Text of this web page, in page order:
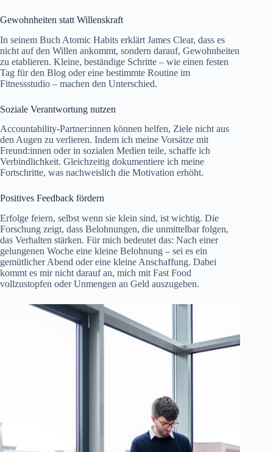
Gewohnheiten statt Willenskraft
In seinem Buch Atomic Habits erklärt James Clear, dass es
nicht auf den Willen ankommt, sondern darauf, Gewohnheiten
zu etablieren. Kleine, beständige Schritte – wie einen festen
Tag für den Blog oder eine bestimmte Routine im
Fitnessstudio – machen den Unterschied.
Soziale Verantwortung nutzen
Accountability-Partner:innen können helfen, Ziele nicht aus
den Augen zu verlieren. Indem ich meine Vorsätze mit
Freund:innen oder in sozialen Medien teile, schaffe ich
Verbindlichkeit. Gleichzeitig dokumentiere ich meine
Fortschritte, was nachweislich die Motivation erhöht.
Positives Feedback fördern
Erfolge feiern, selbst wenn sie klein sind, ist wichtig. Die
Forschung zeigt, dass Belohnungen, die unmittelbar folgen,
das Verhalten stärken. Für mich bedeutet das: Nach einer
gelungenen Woche eine kleine Belohnung – sei es ein
gemütlicher Abend oder eine kleine Anschaffung. Dabei
kommt es mir nicht darauf an, mich mit Fast Food
vollzustopfen oder Unmengen an Geld auszugeben.